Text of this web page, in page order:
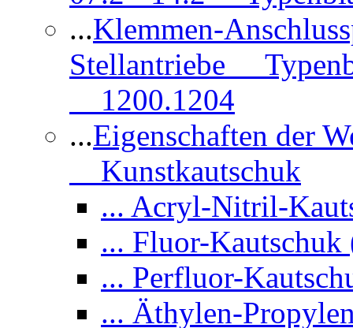
...Klemmen-
Stellantriebe
1200.1204
...Eigenschaften der
Kunstkautschuk
... Acryl-Nitril-
... Fluor-
... Perfluor-
... Äthylen-